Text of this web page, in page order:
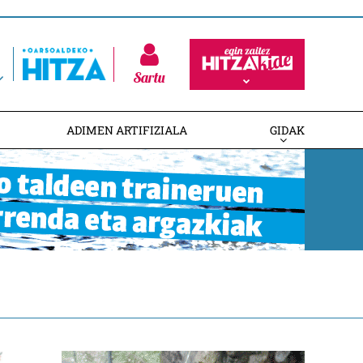
Sartu
ADIMEN ARTIFIZIALA GIDAK